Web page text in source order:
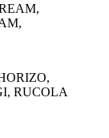
RUCOLA